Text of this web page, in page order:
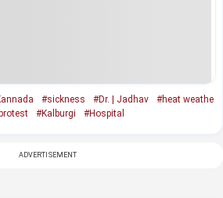
#sickness #Dr. | Jadhav
#heat weathe
#Kalburgi #Hospital
ADVERTISEMENT